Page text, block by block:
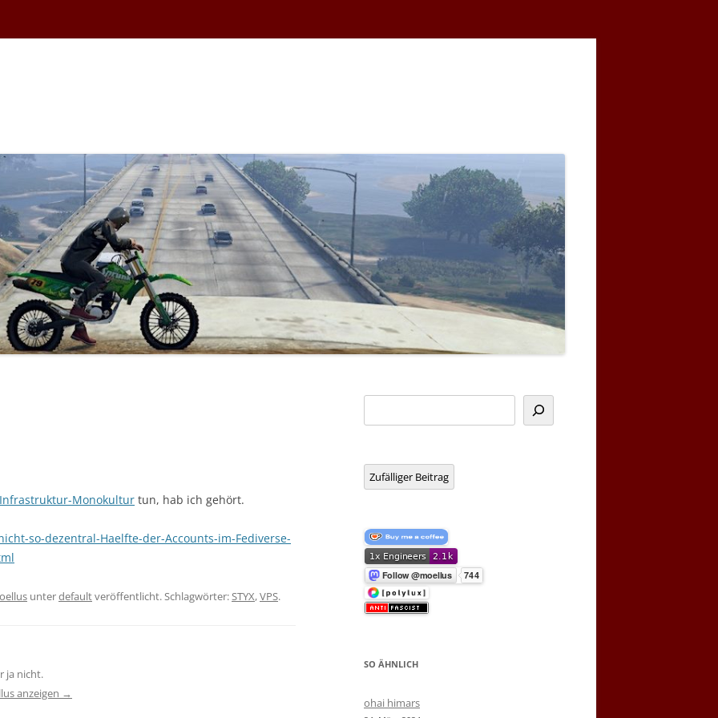
Monokultur tun, hab ich gehört.
so-dezentral-Haelfte-der-Accounts-im-Fediverse-
unterdefaultveröffentlicht. Schlagwörter:STYX,VPS.
ja nicht.
anzeigen →
Zufälliger Beitrag
SO ÄHNLICH
ohai himars